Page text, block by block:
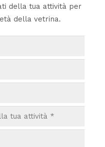
della tua attività per
della vetrina.